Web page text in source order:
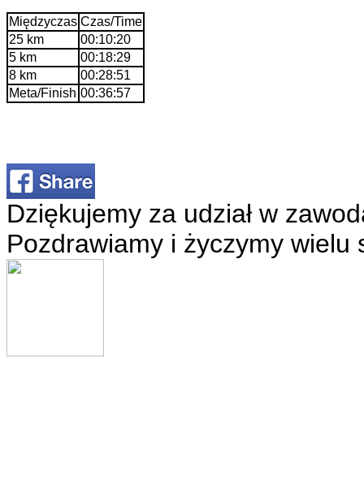
Międzyczas Czas/Time
25 km
00:10:20
5 km
00:18:29
8 km
00:28:51
Meta/Finish 00:36:57
Dziękujemy za udział w
Pozdrawiamy i życzymy wielu